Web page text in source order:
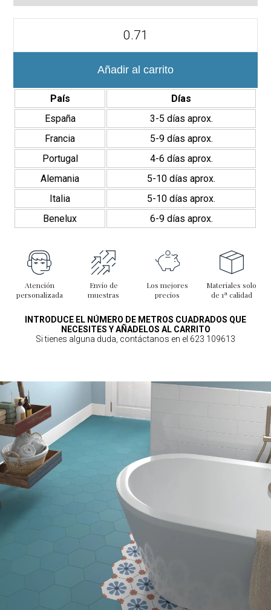
cm
Añadir al carrito
País
Días
España
3-5 días aprox.
Francia
5-9 días aprox.
Portugal
4-6 días aprox.
Alemania
5-10 días aprox.
Italia
5-10 días aprox.
Benelux
6-9 días aprox.
Atención
personalizada
Envío de
muestras
Los mejores
precios
Materiales solo
de 1ª calidad
INTRODUCE EL NÚMERO DE METROS CUADRADOS QUE
NECESITES Y AÑADELOS AL CARRITO
Si tienes alguna duda, contáctanos en el 623 109613